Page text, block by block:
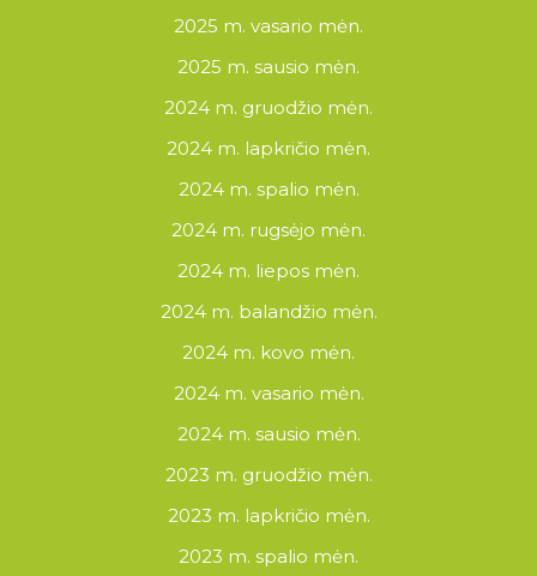
2025 m. vasario mėn.
2025 m. sausio mėn.
2024 m. gruodžio mėn.
2024 m. lapkričio mėn.
2024 m. spalio mėn.
2024 m. rugsėjo mėn.
2024 m. liepos mėn.
2024 m. balandžio mėn.
2024 m. kovo mėn.
2024 m. vasario mėn.
2024 m. sausio mėn.
2023 m. gruodžio mėn.
2023 m. lapkričio mėn.
2023 m. spalio mėn.